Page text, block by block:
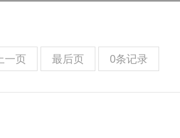
一页 最后页 0条记录